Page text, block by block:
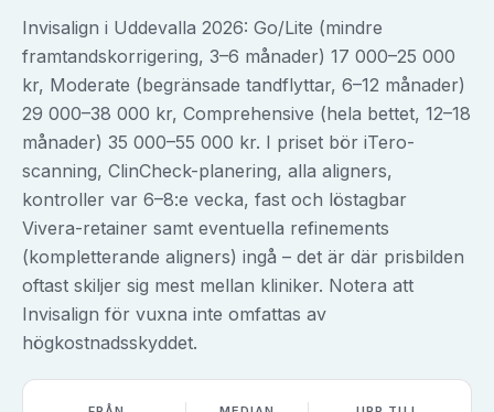
Invisalign i Uddevalla 2026: Go/Lite (mindre
framtandskorrigering, 3–6 månader) 17 000–25 000
kr, Moderate (begränsade tandflyttar, 6–12 månader)
29 000–38 000 kr, Comprehensive (hela bettet, 12–18
månader) 35 000–55 000 kr. I priset bör iTero-
scanning, ClinCheck-planering, alla aligners,
kontroller var 6–8:e vecka, fast och löstagbar
Vivera-retainer samt eventuella refinements
(kompletterande aligners) ingå – det är där prisbilden
oftast skiljer sig mest mellan kliniker. Notera att
Invisalign för vuxna inte omfattas av
högkostnadsskyddet.